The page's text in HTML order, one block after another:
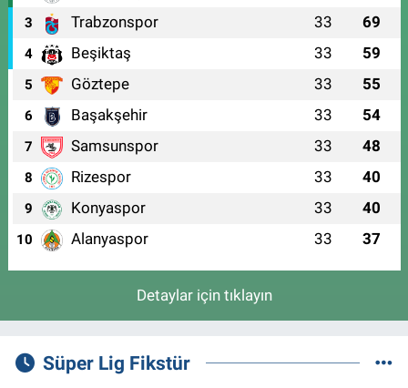
3 Trabzonspor 33 69
4 Beşiktaş 33 59
5 Göztepe 33 55
6 Başakşehir 33 54
7 Samsunspor 33 48
8 Rizespor 33 40
9 Konyaspor 33 40
10 Alanyaspor 33 37
Detaylar için tıklayın
Süper Lig Fikstür